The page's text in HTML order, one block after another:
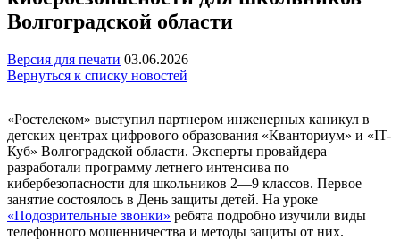
Волгоградской области
Версия для печати 03.06.2026
Вернуться к списку новостей
«Ростелеком» выступил партнером инженерных каникул в
детских центрах цифрового образования «Кванториум» и «IT-
Куб» Волгоградской области. Эксперты провайдера
разработали программу летнего интенсива по
кибербезопасности для школьников 2—9 классов. Первое
занятие состоялось в День защиты детей. На уроке
«Подозрительные звонки» ребята подробно изучили виды
телефонного мошенничества и методы защиты от них.